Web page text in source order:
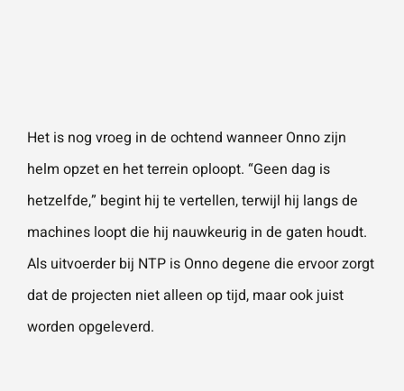
Telefoonnummer
opmerkingen
. Doorgaans
reageren wij
binnen 24
contact kun
Het is nog vroeg in de ochtend wanneer Onno zijn
helm opzet en het terrein oploopt. “Geen dag is
hetzelfde,” begint hij te vertellen, terwijl hij langs de
machines loopt die hij nauwkeurig in de gaten houdt.
Als uitvoerder bij NTP is Onno degene die ervoor zorgt
dat de projecten niet alleen op tijd, maar ook juist
worden opgeleverd.